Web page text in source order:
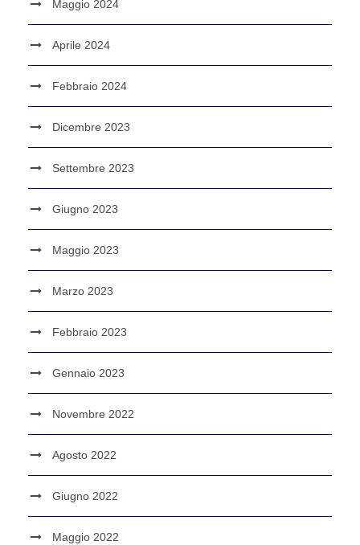
Maggio 2024
Aprile 2024
Febbraio 2024
Dicembre 2023
Settembre 2023
Giugno 2023
Maggio 2023
Marzo 2023
Febbraio 2023
Gennaio 2023
Novembre 2022
Agosto 2022
Giugno 2022
Maggio 2022